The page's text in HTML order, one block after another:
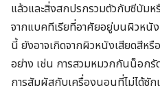
แล้วและสิ่งสกปรกรวมตัวกับซีบัม
จากแบคทีเรียที่อาศัยอยู่บนผิวหนั
นี้ ยังอาจเกิดจากผิวหนังเสียดสีหรื
อย่าง เช่น การสวมหมวกกันน็อก
การสัมผัสกับเครื่องนอนที่ไม่ได้ซั